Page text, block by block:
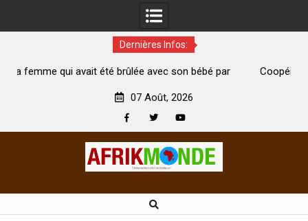
Dernières Infos:
brûlée avec son bébé par
Coopération: Le ministre Indien
07 Août, 2026